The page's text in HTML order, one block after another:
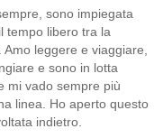
sono impiegata
tempo libero tra la
leggere e viaggiare,
e sono in lotta
mi vado sempre più
linea. Ho aperto questo
indietro.